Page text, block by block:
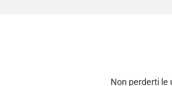
Non perderti le